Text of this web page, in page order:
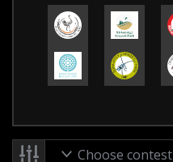
Choose contest